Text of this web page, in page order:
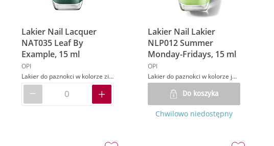
Lakier Nail Lacquer
NAT035 Leaf By
Example, 15 ml
OPI
Lakier do paznokci w kolorze zielonym
Lakier Nail Lakier
NLP012 Summer
Monday-Fridays, 15 ml
OPI
Lakier do paznokci w kolorze jasnozielonym
Do koszyka
Chwilowo niedostępny